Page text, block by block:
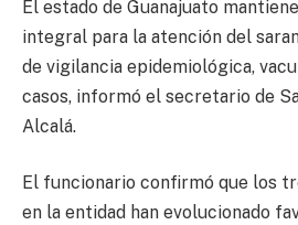
El estado de Guanajuato
integral para la atención del
de vigilancia epidemiológica,
casos, informó el secretario de
Alcalá.
El funcionario confirmó que los
en la entidad han evolucionado